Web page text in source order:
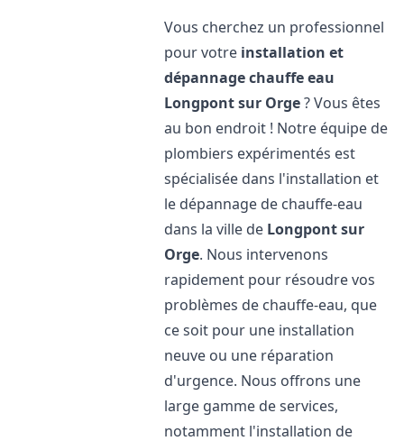
Vous cherchez un professionnel
pour votre installation et
dépannage chauffe eau
Longpont sur Orge? Vous êtes
au bon endroit ! Notre équipe de
plombiers expérimentés est
spécialisée dans l'installation et
le dépannage de chauffe-eau
dans la ville de Longpont sur
Orge. Nous intervenons
rapidement pour résoudre vos
problèmes de chauffe-eau, que
ce soit pour une installation
neuve ou une réparation
d'urgence. Nous offrons une
large gamme de services,
notamment l'installation de